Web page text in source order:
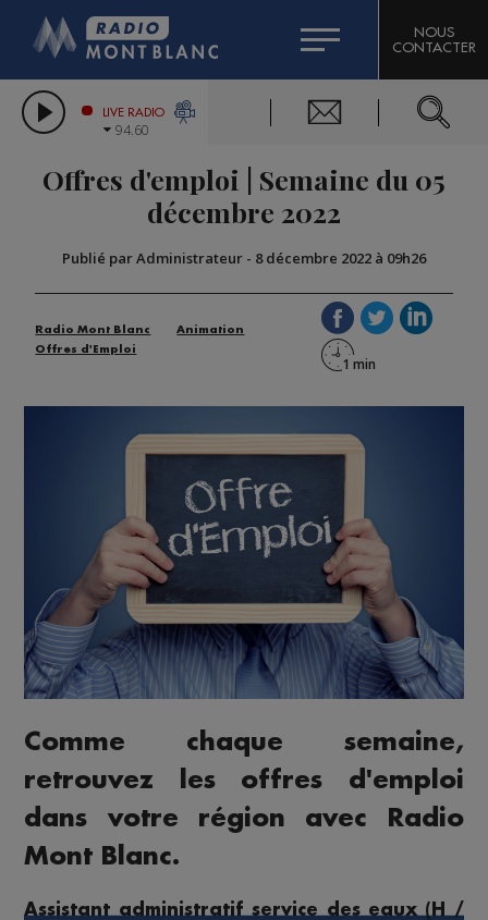
LES CHRONIQUES DE L'EXPERT
CITIZEN MACHINERY
GRAND MASSIF DOMAINES SKIABLES
BIGARD
COMPAGNIE DU MONT-BLANC
NOUS
CONTACTER
LIVE RADIO
94.60
Offres d'emploi | Semaine du 05
décembre 2022
Publié par Administrateur - 8 décembre 2022 à 09h26
Radio Mont Blanc
Animation
Offres d'Emploi
Comme chaque semaine,
retrouvez les offres d'emploi
dans votre région avec Radio
Mont Blanc.
Assistant administratif service des eaux (H /